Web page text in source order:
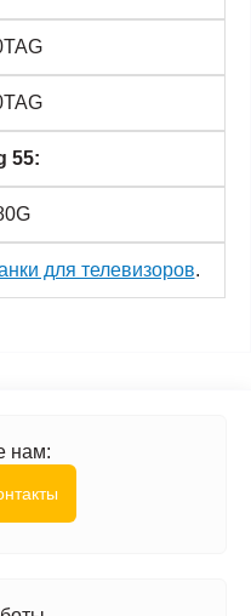
55:
для телевизоров.
нам: